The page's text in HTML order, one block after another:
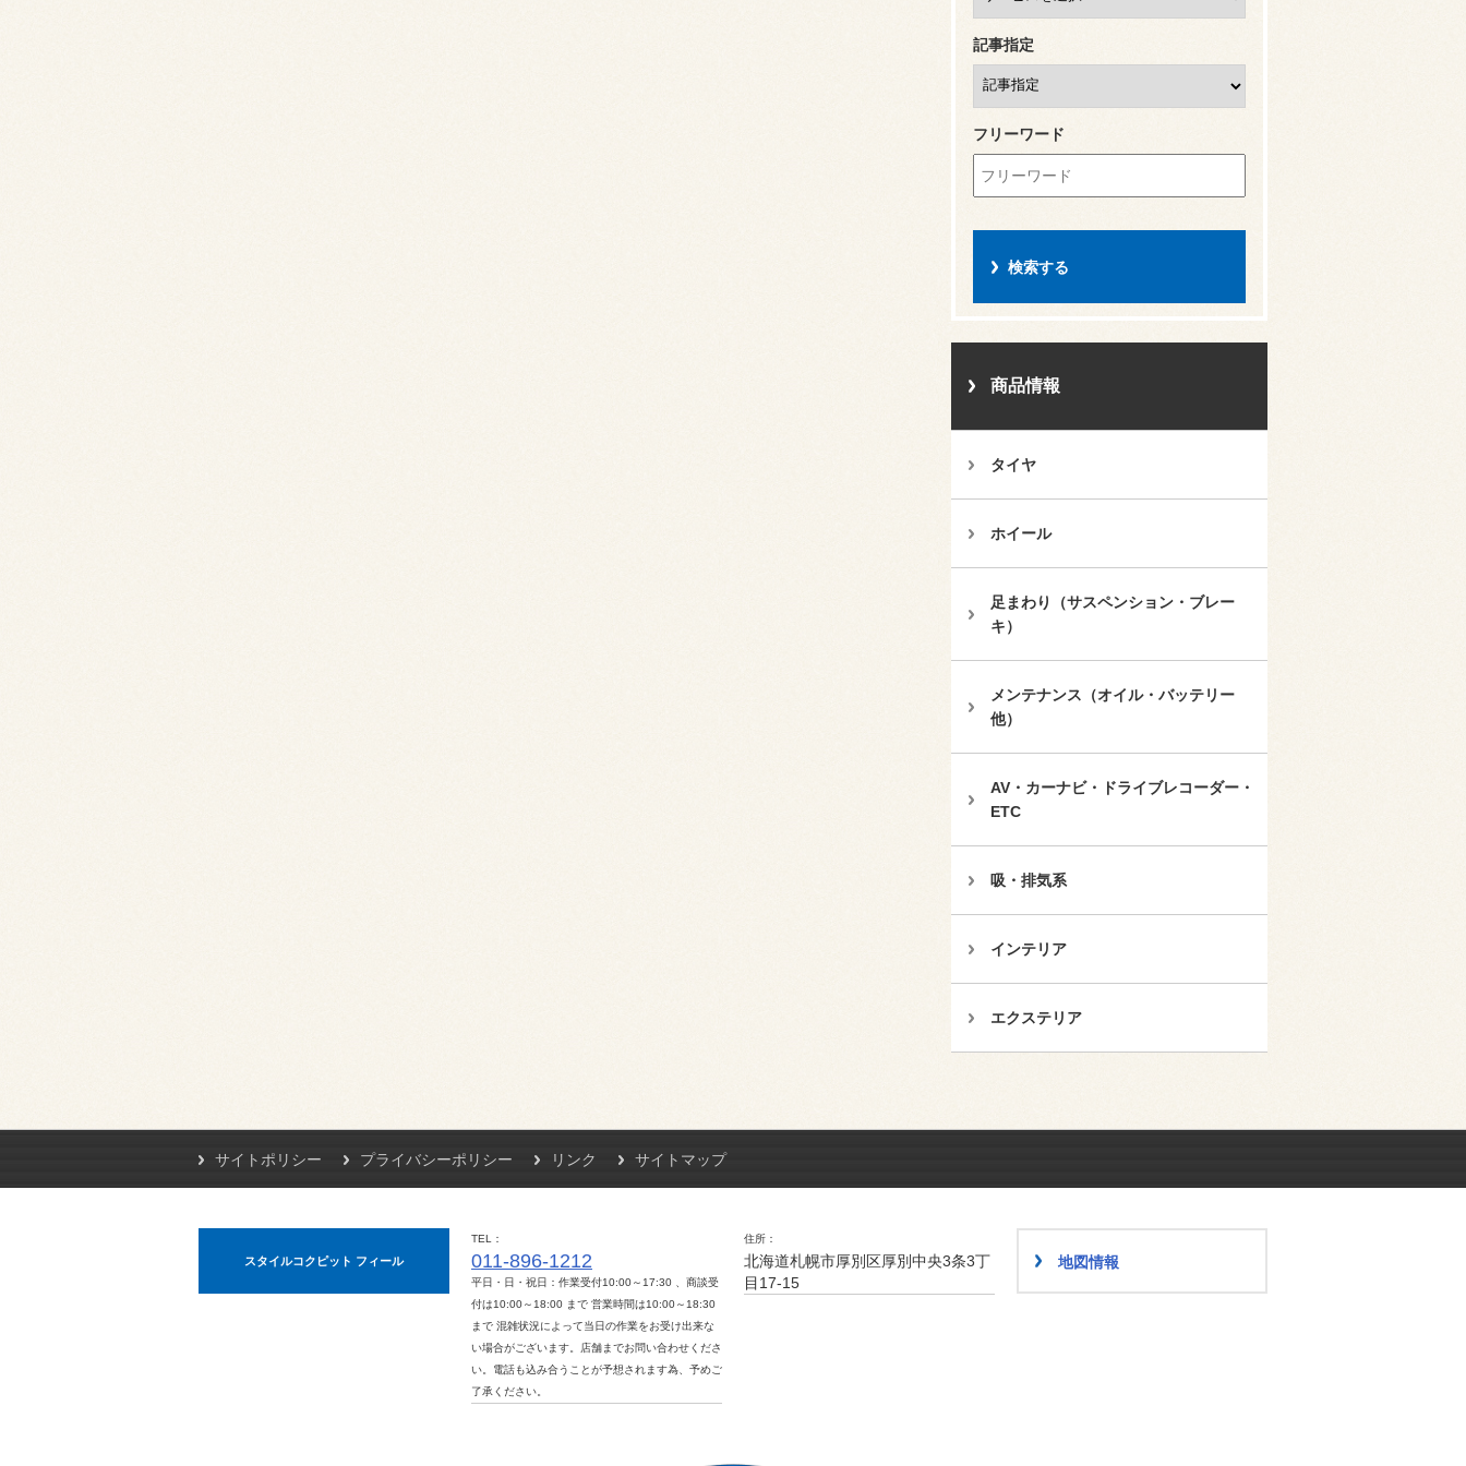
記事指定
フリーワード
商品情報
タイヤ
ホイール
足まわり（サスペンション・ブレー
キ）
メンテナンス（オイル・バッテリー
他）
AV・カーナビ・ドライブレコーダー・
ETC
吸・排気系
インテリア
エクステリア
サイトポリシー プライバシーポリシー リンク サイトマップ
スタイルコクピット フィール
TEL
011-896-1212
平日・日・祝日：作業受付10:00～17:30 、商談受
付は10:00～18:00 まで 営業時間は10:00～18:30
まで 混雑状況によって当日の作業をお受け出来な
い場合がございます。店舗までお問い合わせくださ
い。電話も込み合うことが予想されます為、予めご
了承ください。
住所
北海道札幌市厚別区厚別中央3条3丁
目17-15
地図情報